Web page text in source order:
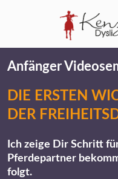
Anfänger
DIE ERSTEN
DER
Ich zeige Dir Schritt
Pferdepartner
folgt.